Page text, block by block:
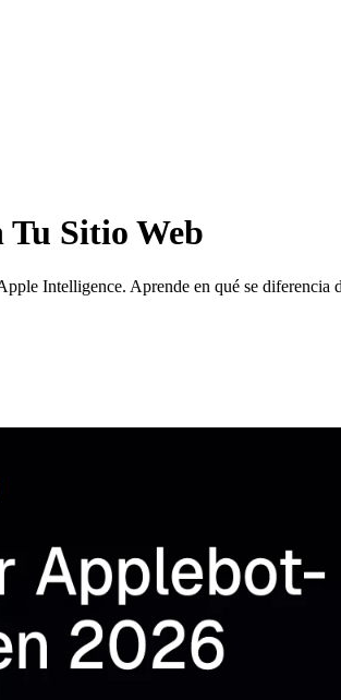
Sitio Web
Intelligence. Aprende en qué se